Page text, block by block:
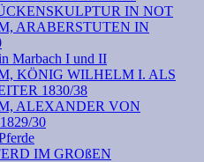
IN NOT
ARABERSTUTEN IN
Marbach I und II
KÖNIG WILHELM I. ALS
1830/38
ALEXANDER VON
30
IM GROßEN